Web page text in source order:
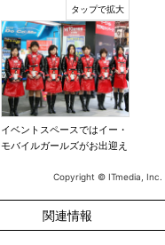
イベントスペースではイー・
モバイルガールズがお出迎え
Copyright © ITmedia, Inc.
関連情報